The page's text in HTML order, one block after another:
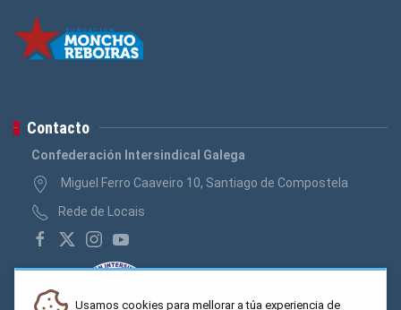
Contacto
Confederación Intersindical Galega
Miguel Ferro Caaveiro 10, Santiago de Compostela
Rede de Locais
Usamos cookies para mellorar a túa experiencia de